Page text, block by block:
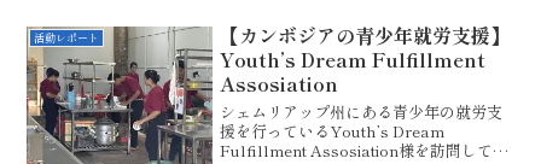
活動レポート
【カンボジアの青少年就労支援】
Youth’s Dream Fulfillment
Assosiation
シェムリアップ州にある青少年の就労支
援を行っているYouth’s Dream
Fulfillment Assosiation様を訪問してき